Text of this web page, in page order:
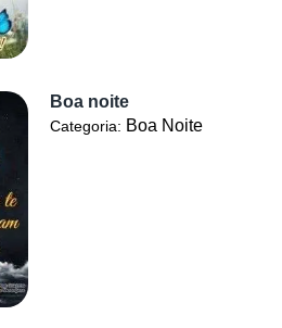
Boa noite
Categoria: Boa Noite